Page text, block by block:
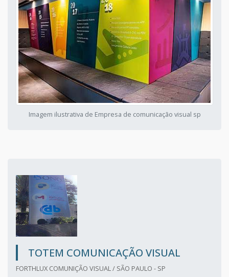
Imagem ilustrativa de Empresa de comunicação visual sp
TOTEM COMUNICAÇÃO VISUAL
FORTHLUX COMUNIÇÃO VISUAL / SÃO PAULO - SP